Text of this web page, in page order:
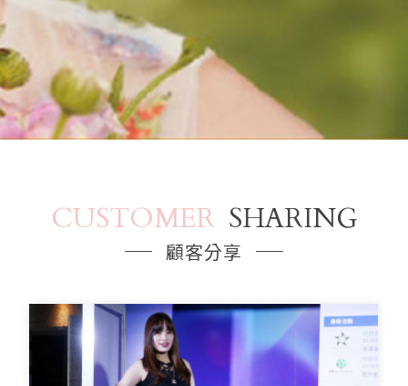
CUSTOMER SHARING
顧客分享